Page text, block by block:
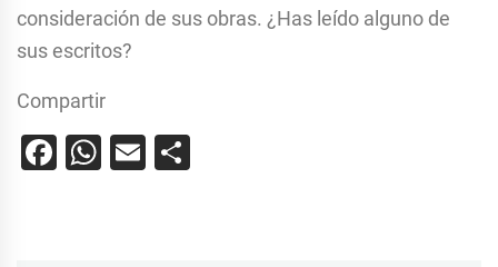
consideración de sus obras. ¿Has leído alguno de
sus escritos?
Compartir
Facebook
WhatsApp
Email